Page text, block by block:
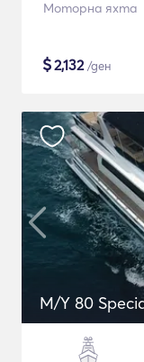
Моторна яхта
$2,132/ден
M/Y 80